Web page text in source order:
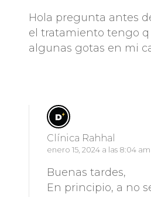
Hola pregunta antes
el tratamiento tengo
algunas gotas en mi
Clínica Rahhal
enero 15, 2024 a las 8:04 am
Buenas tardes,
En principio, a no